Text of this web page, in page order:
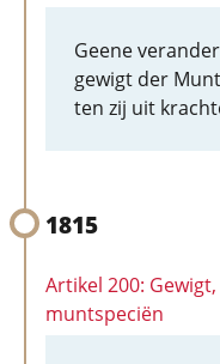
Geene
gewigt der
ten zij uit
1815
Artikel 200:
muntspeciën